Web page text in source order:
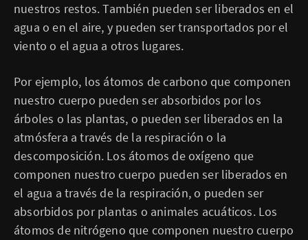
nuestros restos. También pueden ser liberados en el
agua o en el aire, y pueden ser transportados por el
viento o el agua a otros lugares.
Por ejemplo, los átomos de carbono que componen
nuestro cuerpo pueden ser absorbidos por los
árboles o las plantas, o pueden ser liberados en la
atmósfera a través de la respiración o la
descomposición. Los átomos de oxígeno que
componen nuestro cuerpo pueden ser liberados en
el agua a través de la respiración, o pueden ser
absorbidos por plantas o animales acuáticos. Los
átomos de nitrógeno que componen nuestro cuerpo